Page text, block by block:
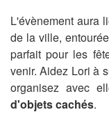
L'évènement aura
de la ville,
parfait pour les
venir. Aidez Lori à
organisez avec
d'objets cachés.